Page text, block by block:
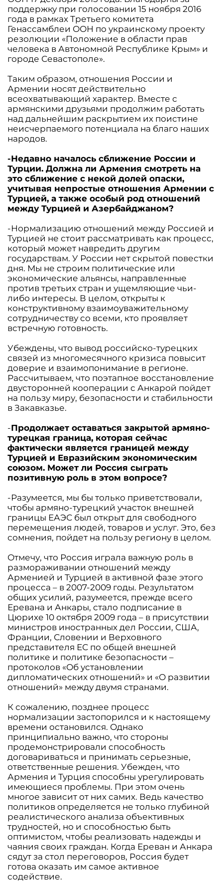
поддержку при голосовании 15 ноября 2016
года в рамках Третьего комитета
Генассамблеи ООН по украинскому проекту
резолюции «Положение в области прав
человека в Автономной Республике Крым» и
городе Севастополе».
Таким образом, отношения России и
Армении носят действительно
всеохватывающий характер. Вместе с
армянскими друзьями продолжим работать
над дальнейшим раскрытием их поистине
неисчерпаемого потенциала на благо наших
народов.
-Недавно началось сближение России и
Турции. Должна ли Армения смотреть на
это сближение с некой долей опаски,
учитывая непростые отношения Армении с
Турцией, а также особый род отношений
между Турцией и Азербайджаном?
-Нормализацию отношений между Россией и
Турцией не стоит рассматривать как процесс,
который может навредить другим
государствам. У России нет скрытой повестки
дня. Мы не строим политические или
экономические альянсы, направленные
против третьих стран и ущемляющие чьи-
либо интересы. В целом, открыты к
конструктивному взаимоуважительному
сотрудничеству со всеми, кто проявляет
встречную готовность.
Убеждены, что вывод российско-турецких
связей из многомесячного кризиса повысит
доверие и взаимопонимание в регионе.
Рассчитываем, что поэтапное восстановление
двусторонней кооперации с Анкарой пойдет
на пользу миру, безопасности и стабильности
в Закавказье.
-Продолжает оставаться закрытой армяно-
турецкая граница, которая сейчас
фактически является границей между
Турцией и Евразийским экономическим
союзом. Может ли Россия сыграть
позитивную роль в этом вопросе?
-Разумеется, мы бы только приветствовали,
чтобы армяно-турецкий участок внешней
границы ЕАЭС был открыт для свободного
перемещения людей, товаров и услуг. Это, без
сомнения, пойдет на пользу региону в целом.
Отмечу, что Россия играла важную роль в
размораживании отношений между
Арменией и Турцией в активной фазе этого
процесса – в 2007-2009 годы. Результатом
общих усилий, разумеется, прежде всего
Еревана и Анкары, стало подписание в
Цюрихе 10 октября 2009 года – в присутствии
министров иностранных дел России, США,
Франции, Словении и Верховного
представителя ЕС по общей внешней
политике и политике безопасности –
протоколов «Об установлении
дипломатических отношений» и «О развитии
отношений» между двумя странами.
К сожалению, позднее процесс
нормализации застопорился и к настоящему
времени остановился. Однако
принципиально важно, что стороны
продемонстрировали способность
договариваться и принимать серьезные,
ответственные решения. Убежден, что
Армения и Турция способны урегулировать
имеющиеся проблемы. При этом очень
многое зависит от них самих. Ведь качество
политиков определяется не только глубиной
реалистического анализа объективных
трудностей, но и способностью быть
оптимистом, чтобы реализовать надежды и
чаяния своих граждан. Когда Ереван и Анкара
сядут за стол переговоров, Россия будет
готова оказать им самое активное
содействие.